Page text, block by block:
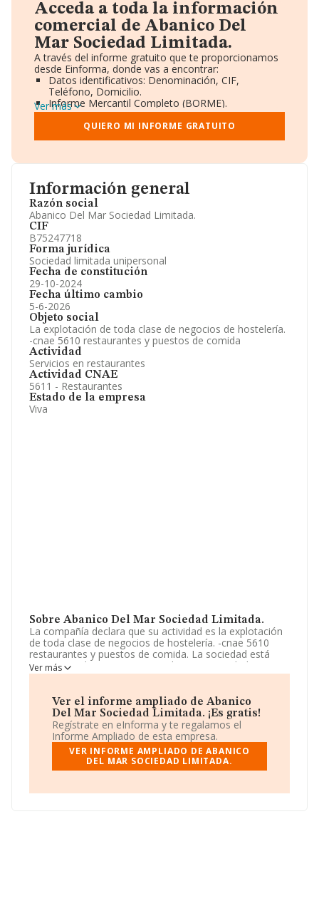
Información general
Razón social
Abanico Del Mar Sociedad Limitada.
CIF
B75247718
Forma jurídica
Sociedad limitada unipersonal
Fecha de constitución
29-10-2024
Fecha último cambio
5-6-2026
Objeto social
La explotación de toda clase de negocios de hostelería.
-cnae 5610 restaurantes y puestos de comida
Actividad
Servicios en restaurantes
Actividad CNAE
5611 - Restaurantes
Estado de la empresa
Viva
Sobre Abanico Del Mar Sociedad Limitada.
La compañía declara que su actividad es la explotación
de toda clase de negocios de hostelería. -cnae 5610
restaurantes y puestos de comida. La sociedad está
inscrita en el Registro Mercantil como Sociedad
Limitada. Clasifica su actividad CNAE como '%cnae%',
mercados exteriores.
La sociedad españolaAbanico del Mar Sociedad
Limitada, NIF B75247718, se encuentra en Calle Ibiza
núm. 65, (12594), en el municipio de Oropesa, en
Castellón, Comunidad Valenciana.
sobre 142.938 compañías, a nivel nacional la facturación
Ver más
Ver el informe ampliado de Abanico
Del Mar Sociedad Limitada. ¡Es gratis!
Regístrate en eInforma y te regalamos el
Informe Ampliado de esta empresa.
VER INFORME AMPLIADO DE ABANICO
DEL MAR SOCIEDAD LIMITADA.
Acceda a toda la información
comercial de Abanico Del
Mar Sociedad Limitada.
A través del informe gratuito que te proporcionamos
desde Einforma, donde vas a encontrar:
Datos identificativos: Denominación, CIF,
Teléfono, Domicilio.
Informe Mercantil Completo (BORME).
Gráficos de Evolución Ventas y Empleados.
Consejo de Administración y Administradores.
Directivos y Ejecutivos.
Información oficial y registral complementaria.
Ver más
QUIERO MI INFORME GRATUITO